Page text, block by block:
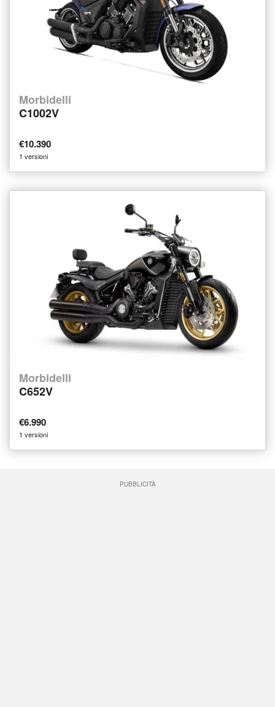
Morbidelli
C1002V
€10.390
1 versioni
Morbidelli
C652V
€6.990
1 versioni
PUBBLICITÀ